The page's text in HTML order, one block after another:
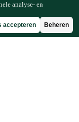
Tuingalerij
analyse- en
accepteren Beheren